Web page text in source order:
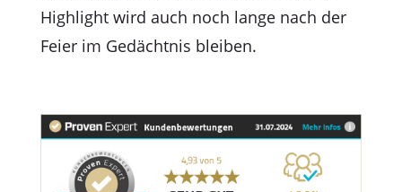
Highlight wird auch noch lange nach der
Feier im Gedächtnis bleiben.